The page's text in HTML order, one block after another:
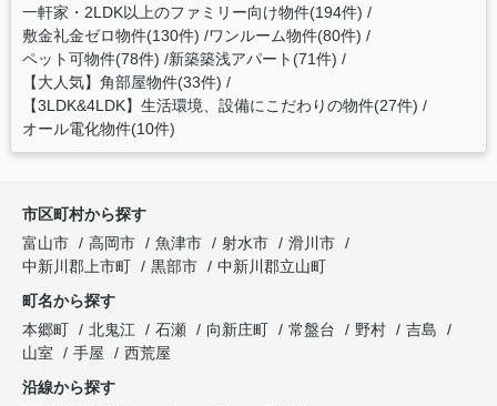
一軒家・2LDK以上のファミリー向け物件(194件)
敷金礼金ゼロ物件(130件) ワンルーム物件(80件)
ペット可物件(78件) 新築築浅アパート(71件)
【大人気】角部屋物件(33件)
【3LDK&4LDK】生活環境、設備にこだわりの物件(27件)
オール電化物件(10件)
市区町村から探す
富山市
高岡市 魚津市 射水市
滑川市
中新川郡上市町
黒部市
中新川郡立山町
町名から探す
本郷町
北鬼江 石瀬 向新庄町 常盤台 野村
吉島
山室
手屋
西荒屋
沿線から探す